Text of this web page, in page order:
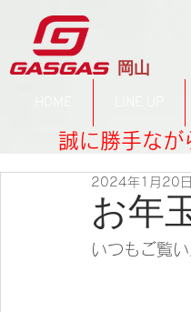
​岡山
誠に勝手な
お年
2024年1月20日
いつもご覧